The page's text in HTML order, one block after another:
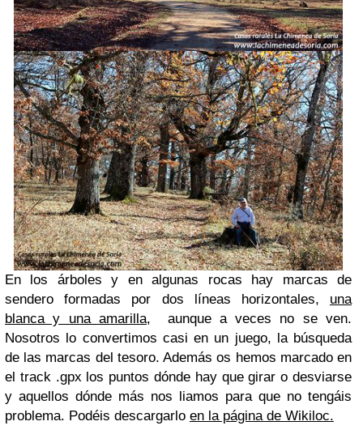
En los árboles y en algunas rocas hay marcas de
sendero formadas por dos líneas horizontales, una
blanca y una amarilla, aunque a veces no se ven.
Nosotros lo convertimos casi en un juego, la búsqueda
de las marcas del tesoro. Además os hemos marcado en
el track .gpx los puntos dónde hay que girar o desviarse
y aquellos dónde más nos liamos para que no tengáis
problema. Podéis descargarlo en la página de Wikiloc.